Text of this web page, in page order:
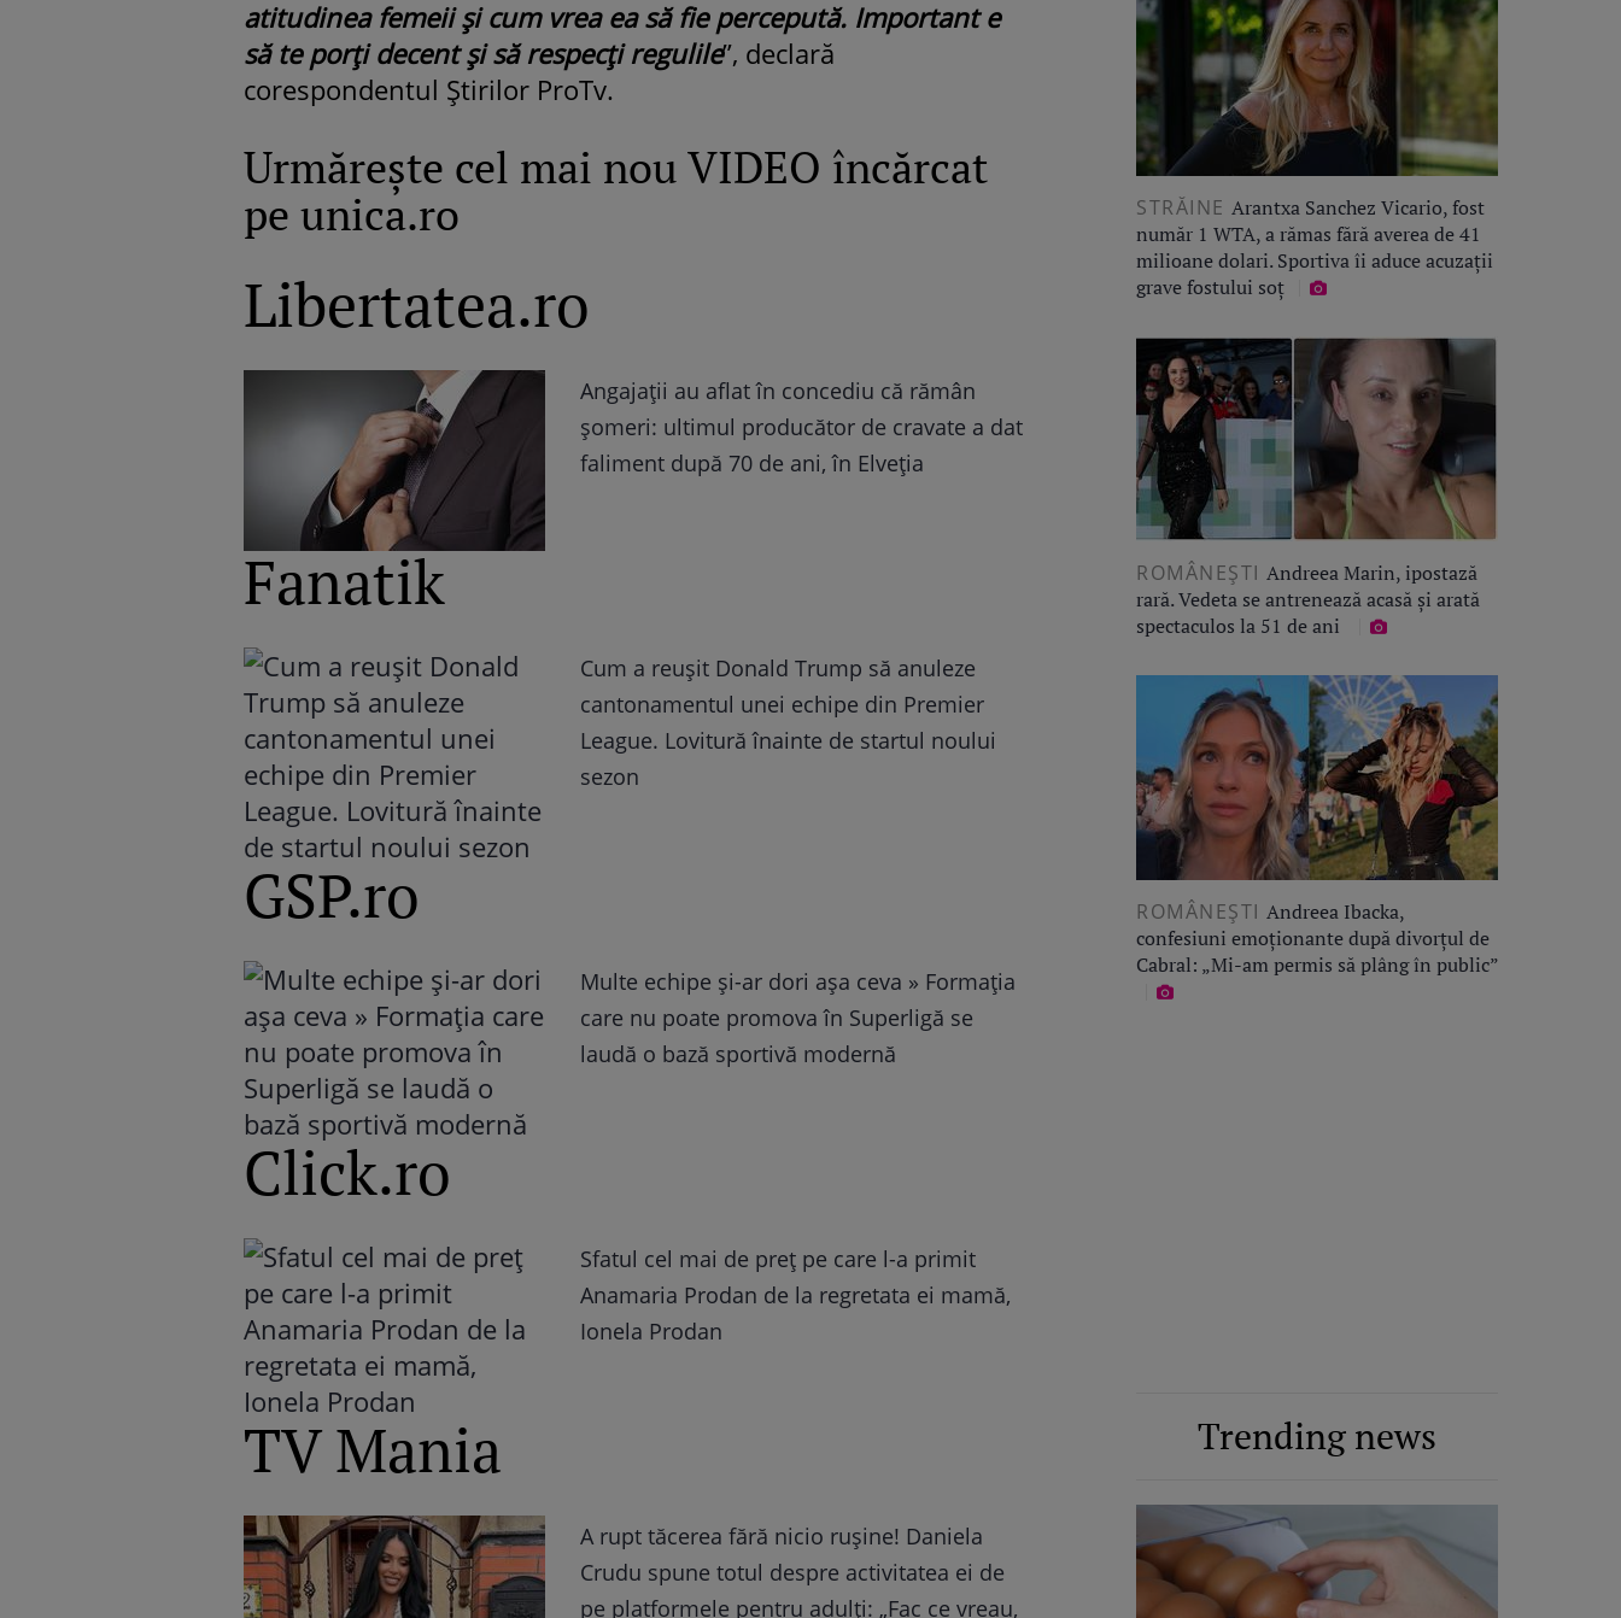
atitudinea femeii şi cum vrea ea să fie percepută. Important e
să te porţi decent şi să respecţi regulile”, declară
corespondentul Ştirilor ProTv.
Urmăreşte cel mai nou VIDEO încărcat
pe unica.ro
Libertatea.ro
Angajații au aflat în concediu că rămân
șomeri: ultimul producător de cravate a dat
faliment după 70 de ani, în Elveția
Fanatik
Cum a reușit Donald Trump să anuleze
cantonamentul unei echipe din Premier
League. Lovitură înainte de startul noului
sezon
GSP.ro
Multe echipe și-ar dori așa ceva » Formația
care nu poate promova în Superligă se
laudă o bază sportivă modernă
Click.ro
Sfatul cel mai de preț pe care l-a primit
Anamaria Prodan de la regretata ei mamă,
Ionela Prodan
TV Mania
A rupt tăcerea fără nicio rușine! Daniela
Crudu spune totul despre activitatea ei de
pe platformele pentru adulți: „Fac ce vreau,
STRĂINE Arantxa Sanchez Vicario, fost
număr 1 WTA, a rămas fără averea de 41
milioane dolari. Sportiva îi aduce acuzații
grave fostului soț
ROMÂNEŞTI Andreea Marin, ipostază
rară. Vedeta se antrenează acasă și arată
spectaculos la 51 de ani
ROMÂNEŞTI Andreea Ibacka,
confesiuni emoționante după divorțul de
Cabral: „Mi-am permis să plâng în public”
Trending news